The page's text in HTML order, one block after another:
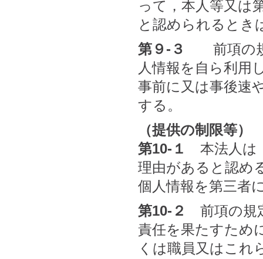
って，本人等又は
と認められるとき
第９-３
前項の規
人情報を自ら利用
事前に又は事後速
する。
（提供の制限等）
第10-１
本法人は
理由があると認め
個人情報を第三者
第10-２
前項の規
責任を果たすため
くは職員又はこれ